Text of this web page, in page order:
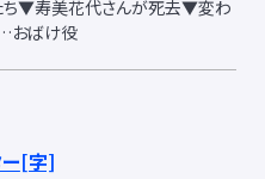
▼寿美花代さんが死去▼変わ
おばけ役
[字]